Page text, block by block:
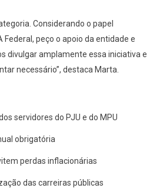
Considerando o papel
peço o apoio da entidade e
divulgar amplamente essa iniciativa e
necessário”, destaca Marta.
servidores do PJU e do MPU
obrigatória
perdas inflacionárias
das carreiras públicas